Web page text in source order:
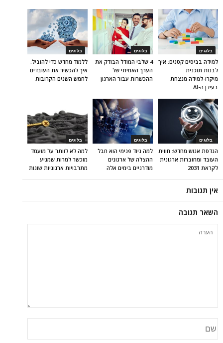
בלוגים
ללמוד מחדש כדי להוביל:
איך להכשיר את העובדים
לחמש השנים הקרובות
בלוגים
4 שלבי המודל הבודק את
הערך האמיתי של
ההכשרות עבור הארגון
בלוגים
למידה בביסים קטנים: איך
לבנות תוכנית
מיקרו-למידה מנצחת
בעידן ה-AI
בלוגים
למה לא לוותר על מועמד
מוכשר למרות שמגיע
מתרבויות ארגוניות שונות
בלוגים
למה ניוד פנימי הוא חבל
ההצלה של ארגונים
מודרניים בימים אלה
בלוגים
הנדסת אנוש מחדש: חווית
העובד ומחוברות ארגונית
לקראת 2031
אין תגובות
השאר תגובה